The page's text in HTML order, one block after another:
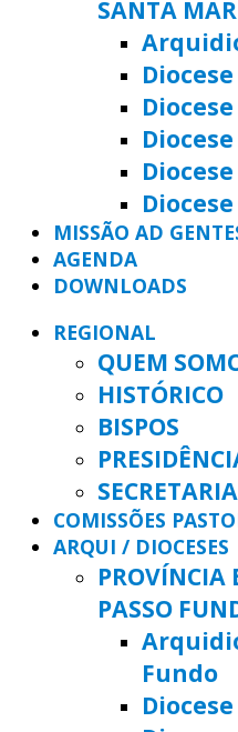
SANTA
MISSÃO AD
AGENDA
DOWNLOADS
REGIONAL
QUEM
HISTÓRICO
BISPOS
COMISSÕES
ARQUI / DIOCESES
PROVÍNCIA
PASSO
Fundo